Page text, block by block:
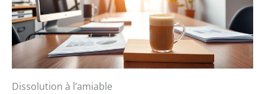
Dissolution à l’amiable